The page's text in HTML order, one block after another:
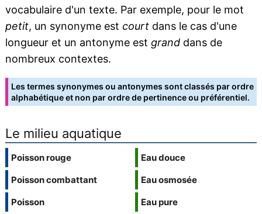
vocabulaire d'un texte. Par exemple, pour le mot
petit, un synonyme est courtdans le cas d'une
longueur et un antonyme est granddans de
nombreux contextes.
Les termes synonymes ou antonymes sont classés par ordre
alphabétique et non par ordre de pertinence ou préférentiel.
Le milieu aquatique
Poisson rouge
Poisson combattant
Poisson
Eau douce
Eau osmosée
Eau pure